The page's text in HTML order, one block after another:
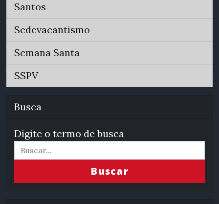
Santos
Sedevacantismo
Semana Santa
SSPV
Busca
Digite o termo de busca
Buscar